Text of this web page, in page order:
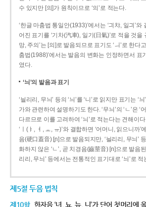
수 있지만 [의]가 원칙이므로 ‘의’로 적는다.
‘한글 마춤법 통일안(1933)’에서는 ‘긔챠, 일긔’와
어진 표기를 ‘기차(汽車), 일기(日氣)’로 적을 것을
망, 주의’는 [의]로 발음되므로 표기도 ‘ㅢ’로 한다
춤법(1988)’에서는 발음의 변화는 인정하면서 표
였다.
‘늬’의 발음과 표기
‘늴리리, 무늬’ 등의 ‘늬’를 ‘니’로 읽지만 표기는 ‘
가와 관련하여 설명하기도 한다. ‘무늬’의 ‘ㄴ’은 ‘
다르므로 이를 고려하여 ‘늬’로 적는다는 견해이다
‘ㅣ(ㅑ, ㅕ, ㅛ, ㅠ)’와 결합하면 ‘어머니, 읽으니까’
음(硬口蓋音) [ɲ]으로 발음되지만, ‘늴리리, 무늬’
화하지 않은 ‘ㄴ’, 곧 치경음(齒莖音) [n]으로 발음
리리, 무늬’ 등에서는 전통적인 표기대로 ‘늬’로
제5절 두음 법칙
제10항 한자음 ‘녀, 뇨, 뉴, 니’가 단어 첫머리에